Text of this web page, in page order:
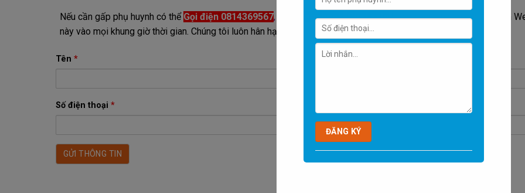
Nếu cần gấp phụ huynh có thể Gọi điện 0814369567, Chat facebook,Chat zalo bằng cách ấn vào các nút trên
này vào mọi khung giờ thời gian. Chúng tôi luôn hân hạnh được phục vụ các quý vị PHỤ HUYNH và HỌC SINH.
Tên *
Số điện thoại *